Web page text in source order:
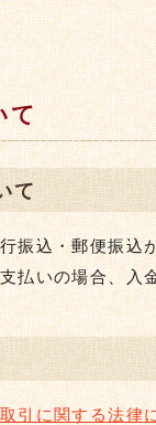
て
て
振込・郵便振込
払いの場合、入
引に関する法律